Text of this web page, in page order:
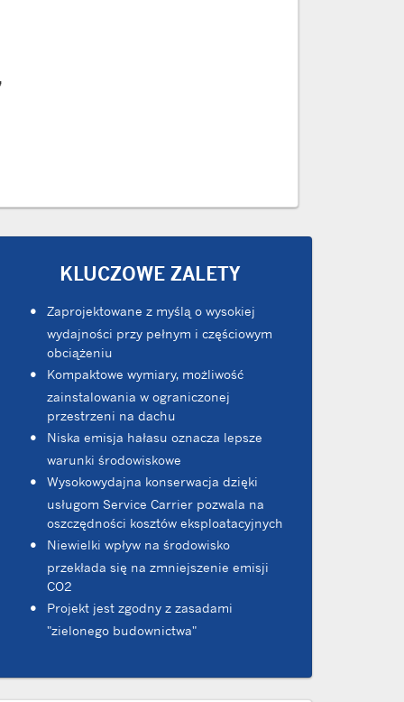
KLUCZOWE ZALETY
Zaprojektowane z myślą o wysokiej
wydajności przy pełnym i częściowym
obciążeniu
Kompaktowe wymiary, możliwość
zainstalowania w ograniczonej
przestrzeni na dachu
Niska emisja hałasu oznacza lepsze
warunki środowiskowe
Wysokowydajna konserwacja dzięki
usługom Service Carrier pozwala na
oszczędności kosztów eksploatacyjnych
Niewielki wpływ na środowisko
przekłada się na zmniejszenie emisji
CO2
Projekt jest zgodny z zasadami
"zielonego budownictwa"